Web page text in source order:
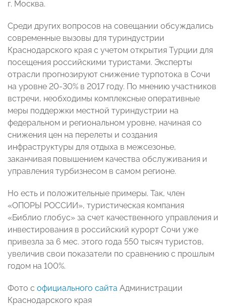
г. Москва.
Среди других вопросов на совещании обсуждались
современные вызовы для туриндустрии
Краснодарского края с учетом открытия Турции для
посещения российскими туристами. Эксперты
отрасли прогнозируют снижение турпотока в Сочи
на уровне 20-30% в 2017 году. По мнению участников
встречи, необходимы комплексные оперативные
меры поддержки местной туриндустрии на
федеральном и региональном уровне, начиная со
снижения цен на перелеты и создания
инфраструктуры для отдыха в межсезонье,
заканчивая повышением качества обслуживания и
управления турбизнесом в самом регионе.
Но есть и положительные примеры. Так, член
«ОПОРЫ РОССИИ», туристическая компания
«Библио глобус» за счет качественного управления и
инвестирования в российский курорт Сочи уже
привезла за 6 мес. этого года 550 тысяч туристов,
увеличив свои показатели по сравнению с прошлым
годом на 100%.
Фото с официального сайта Администрации
Краснодарского края